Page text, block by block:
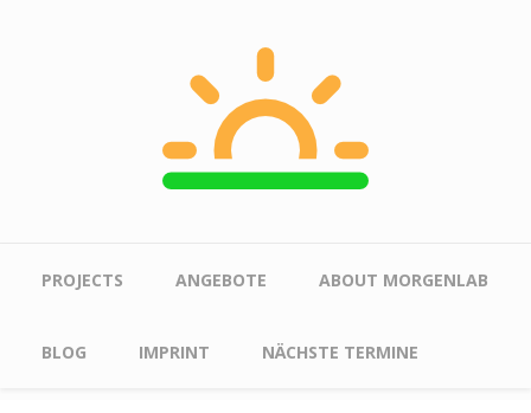
Main menu
PROJECTS ANGEBOTE ABOUT MORGENLAB
BLOG IMPRINT NÄCHSTE TERMINE